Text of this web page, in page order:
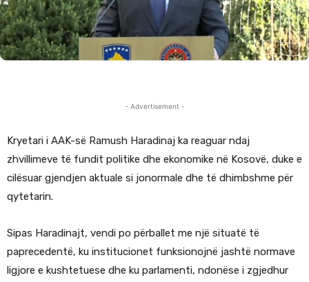
- Advertisement -
Kryetari i AAK-së Ramush Haradinaj ka reaguar ndaj
zhvillimeve të fundit politike dhe ekonomike në Kosovë, duke e
cilësuar gjendjen aktuale si jonormale dhe të dhimbshme për
qytetarin.
Sipas Haradinajt, vendi po përballet me një situatë të
paprecedentë, ku institucionet funksionojnë jashtë normave
ligjore e kushtetuese dhe ku parlamenti, ndonëse i zgjedhur